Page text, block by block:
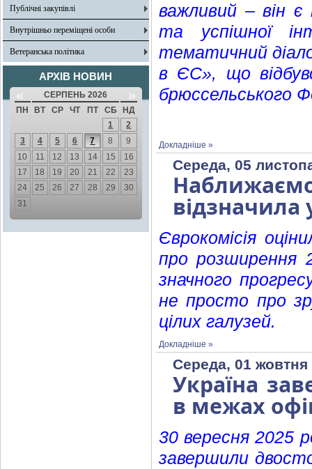
Публічні закупівлі
Внутрішньо переміщені особи
Ветеранська політика
АРХІВ НОВИН
« СЕРПЕНЬ 2026 »
ПН ВТ СР ЧТ ПТ СБ
НД
1
2
3
4 5 6 7 8
9
10
11 12 13 14 15
16
17
18 19 20 21 22
23
24
25 26 27 28 29
30
31
важливий – він є
та успішної
тематичний
в ЄС», що
брюссельського
Докладніше »
Середа, 05
відзначила
Єврокомісія
про розширення
значного
не просто про
цілих галузей.
Докладніше »
Середа, 01 жовтня
Україна
в межах
30 вересня 2025
завершили